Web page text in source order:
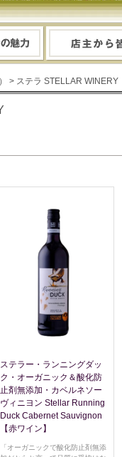
> ステラ STELLAR WINERY
ステラー・ランニングダッ
ク・オーガニック＆酸化防
止剤無添加・カベルネソー
ヴィニヨン Stellar Running
Duck Cabernet Sauvignon
【赤ワイン】
「オーガニックで酸化防止剤無添